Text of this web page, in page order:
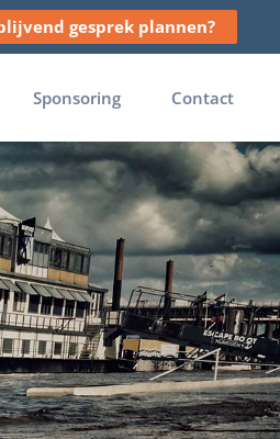
gesprek plannen?
Sponsoring Contact